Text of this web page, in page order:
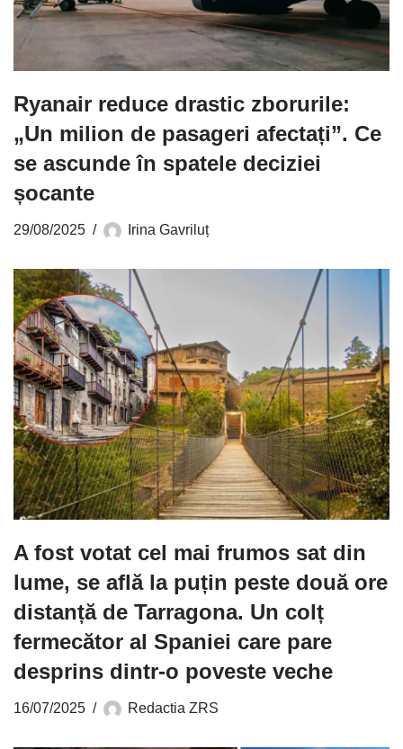
Ryanair reduce drastic zborurile:
„Un milion de pasageri afectați”. Ce
se ascunde în spatele deciziei
șocante
29/08/2025 Irina Gavriluț
A fost votat cel mai frumos sat din
lume, se află la puțin peste două ore
distanță de Tarragona. Un colț
fermecător al Spaniei care pare
desprins dintr-o poveste veche
16/07/2025 Redactia ZRS